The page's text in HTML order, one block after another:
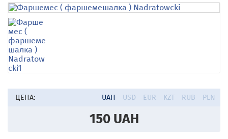
ЦЕНА: UAH USD EUR KZT RUB PLN
150 UAH